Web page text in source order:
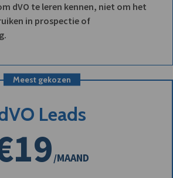
dVO te leren kennen, niet om het
in prospectie of
Meest gekozen
Leads
/MAAND